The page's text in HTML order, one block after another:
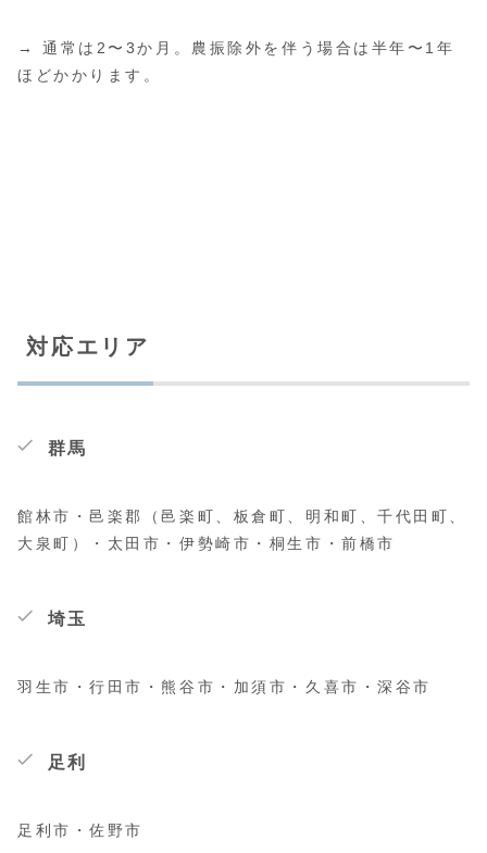
→ 通常は2〜3か月。農振除外を伴う場合は半年〜1年
ほどかかります。
対応エリア
群馬
館林市・邑楽郡（邑楽町、板倉町、明和町、千代田町、
大泉町）・太田市・伊勢崎市・桐生市・前橋市
埼玉
羽生市・行田市・熊谷市・加須市・久喜市・深谷市
足利
足利市・佐野市